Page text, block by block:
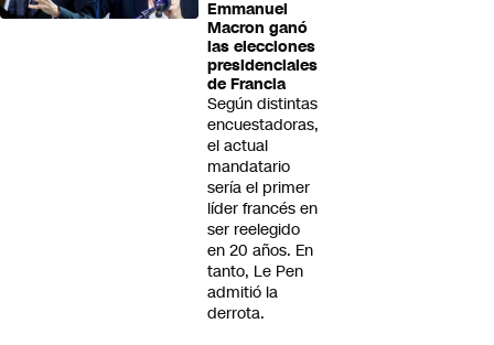
Emmanuel
Macron ganó
las elecciones
presidenciales
de Francia
Según distintas
encuestadoras,
el actual
mandatario
sería el primer
líder francés en
ser reelegido
en 20 años. En
tanto, Le Pen
admitió la
derrota.